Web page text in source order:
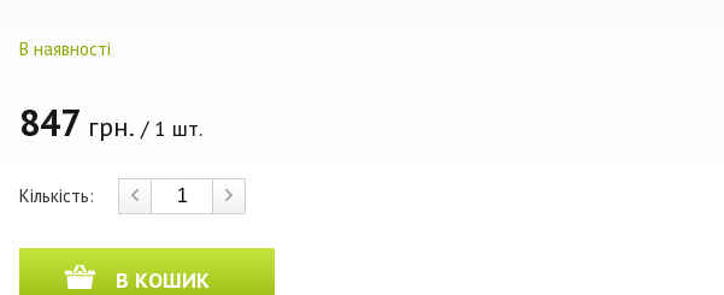
В наявності
847 грн. / 1 шт.
Кількість:
В КОШИК